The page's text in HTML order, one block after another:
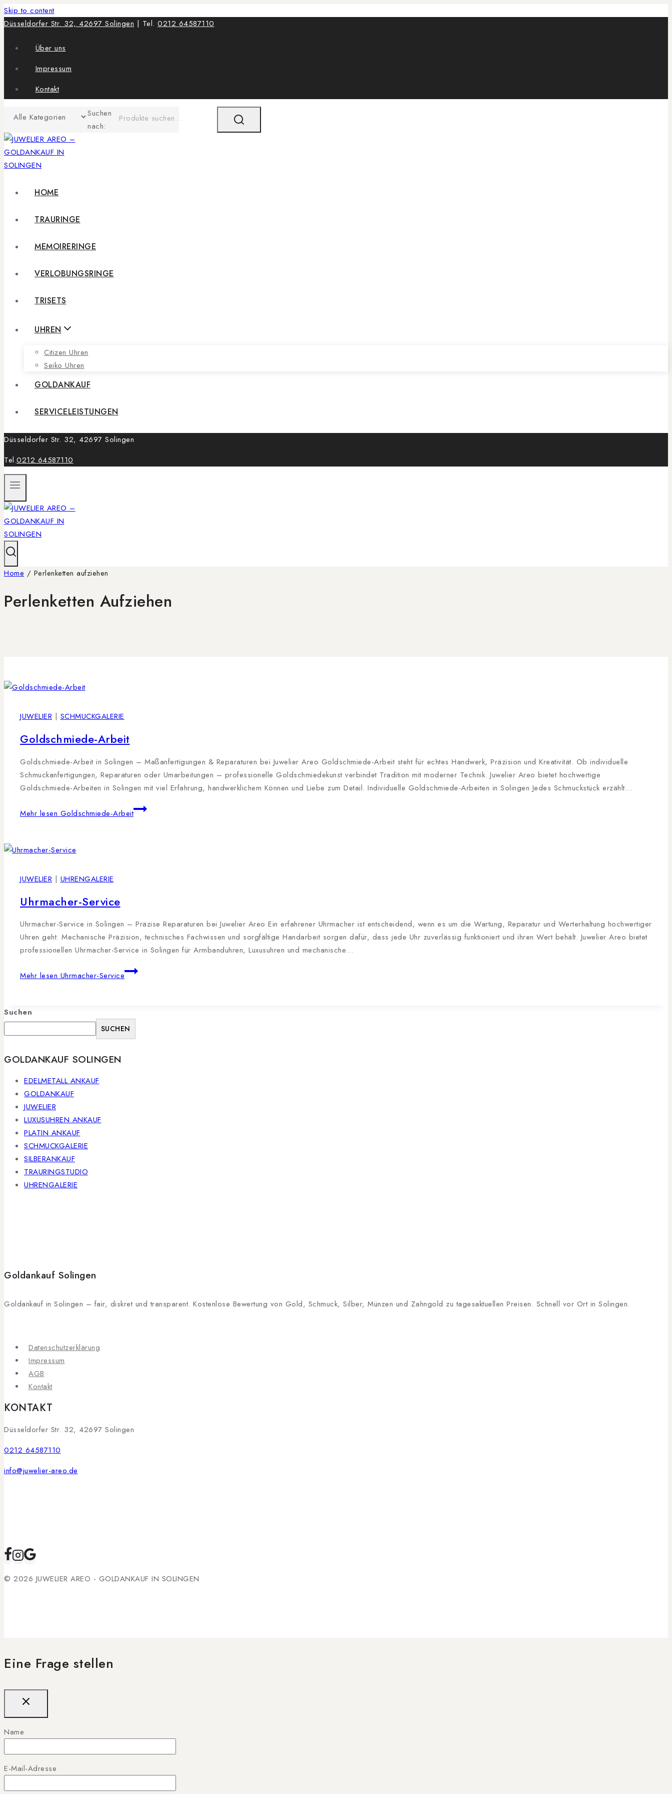
Skip to content
Düsseldorfer Str. 32, 42697 Solingen | Tel. 0212 64587110
Über uns
Impressum
Kontakt
Suchen
nach:
HOME
TRAURINGE
MEMOIRERINGE
VERLOBUNGSRINGE
TRISETS
UHREN
Citizen Uhren
Seiko Uhren
GOLDANKAUF
SERVICELEISTUNGEN
Düsseldorfer Str. 32, 42697 Solingen
Tel.0212 64587110
Home / Perlenketten aufziehen
Perlenketten Aufziehen
JUWELIER | SCHMUCKGALERIE
Goldschmiede-Arbeit
Goldschmiede-Arbeit in Solingen – Maßanfertigungen & Reparaturen bei Juwelier Areo Goldschmiede-Arbeit steht für echtes Handwerk, Präzision und Kreativität. Ob individuelle
Schmuckanfertigungen, Reparaturen oder Umarbeitungen – professionelle Goldschmiedekunst verbindet Tradition mit moderner Technik. Juwelier Areo bietet hochwertige
Goldschmiede-Arbeiten in Solingen mit viel Erfahrung, handwerklichem Können und Liebe zum Detail. Individuelle Goldschmiede-Arbeiten in Solingen Jedes Schmuckstück erzählt…
Mehr lesen Goldschmiede-Arbeit
JUWELIER | UHRENGALERIE
Uhrmacher-Service
Uhrmacher-Service in Solingen – Präzise Reparaturen bei Juwelier Areo Ein erfahrener Uhrmacher ist entscheidend, wenn es um die Wartung, Reparatur und Werterhaltung hochwertiger
Uhren geht. Mechanische Präzision, technisches Fachwissen und sorgfältige Handarbeit sorgen dafür, dass jede Uhr zuverlässig funktioniert und ihren Wert behält. Juwelier Areo bietet
professionellen Uhrmacher-Service in Solingen für Armbanduhren, Luxusuhren und mechanische…
Mehr lesen Uhrmacher-Service
Suchen
SUCHEN
GOLDANKAUF SOLINGEN
EDELMETALL ANKAUF
GOLDANKAUF
JUWELIER
LUXUSUHREN ANKAUF
PLATIN ANKAUF
SCHMUCKGALERIE
SILBERANKAUF
TRAURINGSTUDIO
UHRENGALERIE
Goldankauf Solingen
Goldankauf in Solingen – fair, diskret und transparent. Kostenlose Bewertung von Gold, Schmuck, Silber, Münzen und Zahngold zu tagesaktuellen Preisen. Schnell vor Ort in Solingen.
Datenschutzerklärung
Impressum
AGB
Kontakt
KONTAKT
Düsseldorfer Str. 32, 42697 Solingen
0212 64587110
info@juwelier-areo.de
© 2026 JUWELIER AREO - GOLDANKAUF IN SOLINGEN
Eine Frage stellen
Name
E-Mail-Adresse